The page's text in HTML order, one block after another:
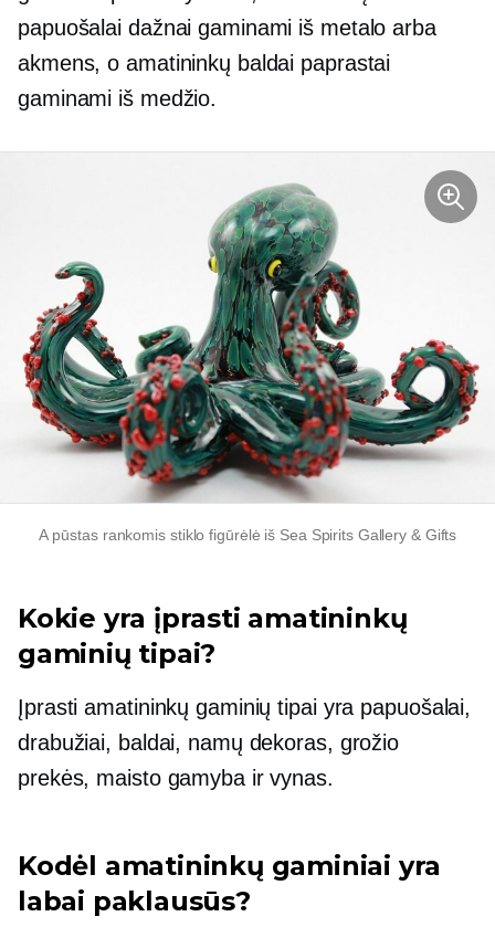
papuošalai dažnai gaminami iš metalo arba
akmens, o amatininkų baldai paprastai
gaminami iš medžio.
A pūstas rankomis stiklo figūrėlė iš Sea Spirits Gallery & Gifts
Kokie yra įprasti amatininkų
gaminių tipai?
Įprasti amatininkų gaminių tipai yra papuošalai,
drabužiai, baldai, namų dekoras, grožio
prekės, maisto gamyba ir vynas.
Kodėl amatininkų gaminiai yra
labai paklausūs?